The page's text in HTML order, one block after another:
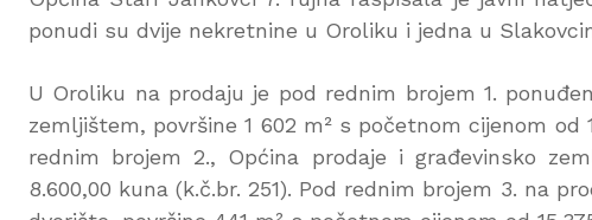
ponudi su dvije nekretnine u Oroliku i jedna u
U Oroliku na prodaju je pod rednim brojem 1.
zemljištem, površine 1 602 m² s početnom cijenom od
rednim brojem 2., Općina prodaje i građevinsko
8.600,00 kuna (k.č.br. 251). Pod rednim brojem 3. na